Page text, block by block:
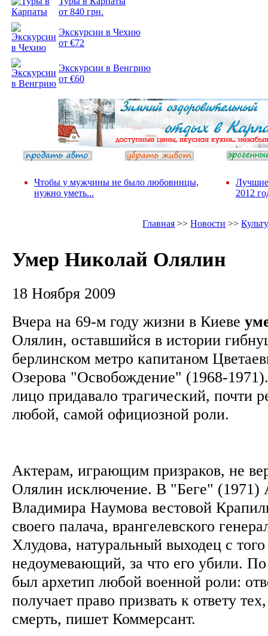
от 840 грн.
Экскурсии в Чехию
от €72
Экскурсии в Венгрию
от €60
Чтобы у мужчины не было любовницы,
нужно уметь...
Лучшие
2012
Главная >>Новости >>
Умер Николай Олялин
18 Ноября 2009
Вчера на 69-м году жизни в Киеве
Олялин, оставшийся в истории
берлинском метро капитаном
Озерова "Освобождение" (1968-
лицо придавало трагический, почти
любой, самой официозной роли.
Актерам, играющим призраков, не
Олялин исключение. В "Беге" (1971)
Владимира Наумова вестовой
своего палача, врангелевского
Хлудова, натуральный выходец с
недоумевающий, за что его убили.
был архетип любой военной роли:
получает право призвать к ответу
смерть, пишет Коммерсант.